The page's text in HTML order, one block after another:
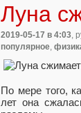
Луна
2019-05-17 в 4:03,
популярное,
По мере того,
лет она